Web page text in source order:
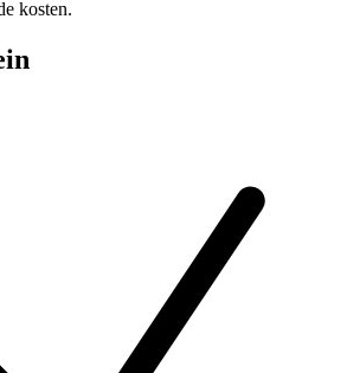
kosten.